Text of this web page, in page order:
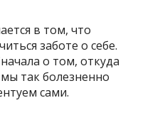
в том, что
заботе о себе.
о том, откуда
мы так болезненно
сами.